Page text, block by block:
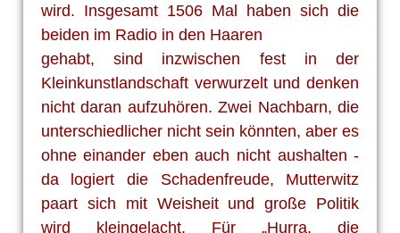
wird. Insgesamt 1506 Mal haben sich die
beiden im Radio in den Haaren
gehabt, sind inzwischen fest in der
Kleinkunstlandschaft verwurzelt und denken
nicht daran aufzuhören. Zwei Nachbarn, die
unterschied licher nicht sein könnten, aber es
ohne einander eben auch nicht aushalten -
da logiert die Schadenfreude, Mutterwitz
paart sich mit Weisheit und große Politik
wird kleingelacht. Für „Hurra, die